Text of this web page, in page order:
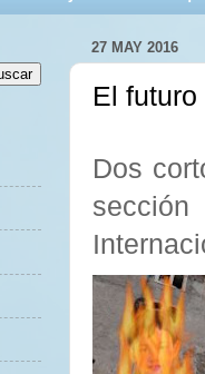
27 MAY 2016
El
Dos